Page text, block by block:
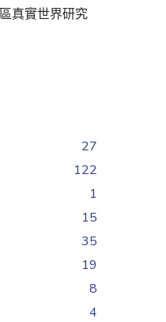
真實世界研究
27
122
1
15
35
19
8
4